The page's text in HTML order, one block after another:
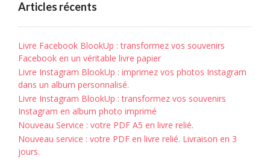
Articles récents
Livre Facebook BlookUp : transformez vos souvenirs
Facebook en un véritable livre papier
Livre Instagram BlookUp : imprimez vos photos Instagram
dans un album personnalisé.
Livre Instagram BlookUp : transformez vos souvenirs
Instagram en album photo imprimé
Nouveau Service : votre PDF A5 en livre relié.
Nouveau service : votre PDF en livre relié. Livraison en 3
jours.